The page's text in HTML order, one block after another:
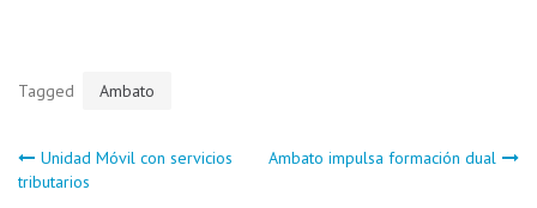
Tagged Ambato
Navegación
Unidad Móvil con servicios
tributarios
Ambato impulsa formación dual